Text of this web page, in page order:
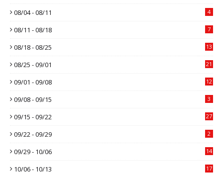
08/04 - 08/11 4
08/11 - 08/18 7
08/18 - 08/25 13
08/25 - 09/01 21
09/01 - 09/08 12
09/08 - 09/15 3
09/15 - 09/22 27
09/22 - 09/29 2
09/29 - 10/06 14
10/06 - 10/13 17